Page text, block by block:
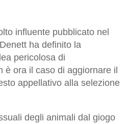
influente pubblicato nel
ha definito la
pericolosa di
è ora il caso di aggiornare il
appellativo alla selezione
degli animali dal giogo